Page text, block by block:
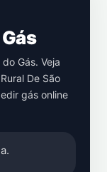
Gás. Veja
De São
gás online